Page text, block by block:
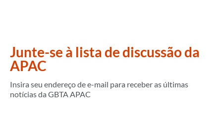
Junte-se à lista de discussão da
APAC
Insira seu endereço de e-mail para receber as últimas
notícias da GBTA APAC